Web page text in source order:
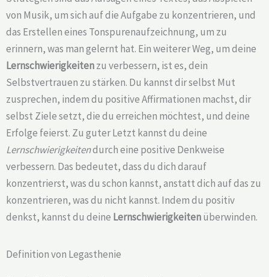
von Musik, um sich auf die Aufgabe zu konzentrieren, und
das Erstellen eines Tonspurenaufzeichnung, um zu
erinnern, was man gelernt hat. Ein weiterer Weg, um deine
Lernschwierigkeitenzu verbessern, ist es, dein
Selbstvertrauen zu stärken. Du kannst dir selbst Mut
zusprechen, indem du positive Affirmationen machst, dir
selbst Ziele setzt, die du erreichen möchtest, und deine
Erfolge feierst. Zu guter Letzt kannst du deine
Lernschwierigkeitendurch eine positive Denkweise
verbessern. Das bedeutet, dass du dich darauf
konzentrierst, was du schon kannst, anstatt dich auf das zu
konzentrieren, was du nicht kannst. Indem du positiv
denkst, kannst du deine Lernschwierigkeitenüberwinden.
Definition von Legasthenie